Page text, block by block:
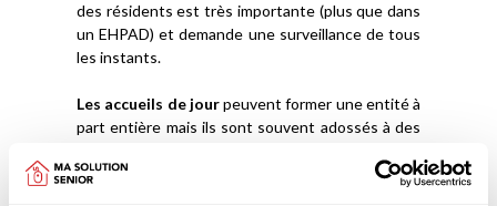
des résidents est très importante (plus que dans
un EHPAD) et demande une surveillance de tous
les instants.
Les accueils de jourpeuvent former une entité à
part entière mais ils sont souvent adossés à des
âgées (en journée, parfois la nuit), qui vivent à leur